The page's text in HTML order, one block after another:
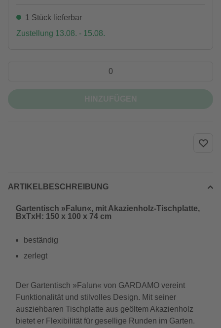
1 Stück lieferbar
Zustellung 13.08. - 15.08.
ARTIKELBESCHREIBUNG
Gartentisch »Falun«, mit Akazienholz-Tischplatte,
BxTxH: 150 x 100 x 74 cm
beständig
zerlegt
Der Gartentisch »Falun« von GARDAMO vereint
Funktionalität und stilvolles Design. Mit seiner
ausziehbaren Tischplatte aus geöltem Akazienholz
bietet er Flexibilität für gesellige Runden im Garten.